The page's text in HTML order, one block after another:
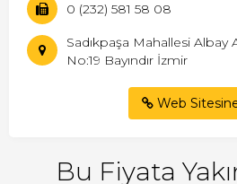
0 (232) 581 58 08
Sadıkpaşa Mahallesi Albay
No:19 Bayındır İzmir
Web
Bu Fiyata